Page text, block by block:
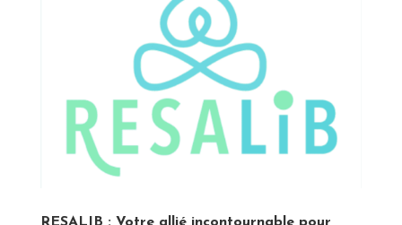
RESALIB : Votre allié incontournable pour